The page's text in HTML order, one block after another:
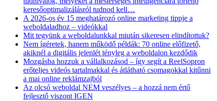
keresőoptimalizálásról tudnod kell…
A 2026-os év 15 meghatározó online marketing tippje a
weboldaladhoz – videókkal
Mit tegyünk a weboldalunkkal miután sikeresen elindítottuk?
Nem ígéretek, hanem működő példák: 70 online előfizető,
akiknél a digitális jelenlét tényleg a weboldalon kezdődik
Mozgásba hozzuk a vállalkozásod – így segít a ReelSopron
erőteljes videós tartalmakkal és átlátható csomagokkal kitűnni
a mai online reklámzajból
Az olcsó weboldal NEM veszélyes – a hozzá nem értő
fejlesztő viszont IGEN